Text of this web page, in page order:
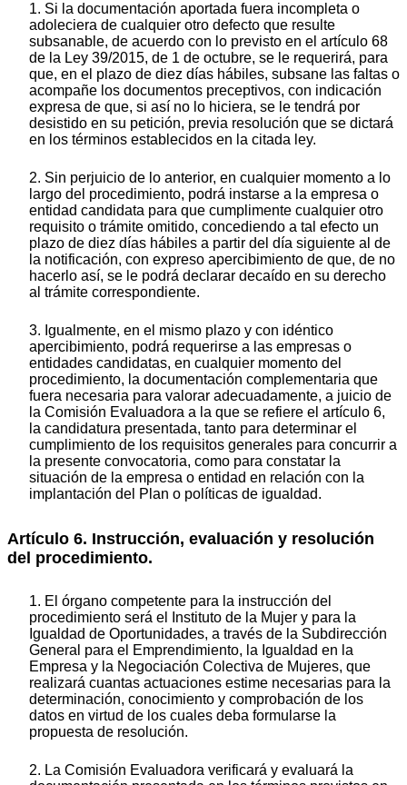
1. Si la documentación aportada fuera incompleta o
adoleciera de cualquier otro defecto que resulte
subsanable, de acuerdo con lo previsto en el artículo 68
de la Ley 39/2015, de 1 de octubre, se le requerirá, para
que, en el plazo de diez días hábiles, subsane las faltas o
acompañe los documentos preceptivos, con indicación
expresa de que, si así no lo hiciera, se le tendrá por
desistido en su petición, previa resolución que se dictará
en los términos establecidos en la citada ley.
2. Sin perjuicio de lo anterior, en cualquier momento a lo
largo del procedimiento, podrá instarse a la empresa o
entidad candidata para que cumplimente cualquier otro
requisito o trámite omitido, concediendo a tal efecto un
plazo de diez días hábiles a partir del día siguiente al de
la notificación, con expreso apercibimiento de que, de no
hacerlo así, se le podrá declarar decaído en su derecho
al trámite correspondiente.
3. Igualmente, en el mismo plazo y con idéntico
apercibimiento, podrá requerirse a las empresas o
entidades candidatas, en cualquier momento del
procedimiento, la documentación complementaria que
fuera necesaria para valorar adecuadamente, a juicio de
la Comisión Evaluadora a la que se refiere el artículo 6,
la candidatura presentada, tanto para determinar el
cumplimiento de los requisitos generales para concurrir a
la presente convocatoria, como para constatar la
situación de la empresa o entidad en relación con la
implantación del Plan o políticas de igualdad.
Artículo 6. Instrucción, evaluación y resolución
del procedimiento.
1. El órgano competente para la instrucción del
procedimiento será el Instituto de la Mujer y para la
Igualdad de Oportunidades, a través de la Subdirección
General para el Emprendimiento, la Igualdad en la
Empresa y la Negociación Colectiva de Mujeres, que
realizará cuantas actuaciones estime necesarias para la
determinación, conocimiento y comprobación de los
datos en virtud de los cuales deba formularse la
propuesta de resolución.
2. La Comisión Evaluadora verificará y evaluará la